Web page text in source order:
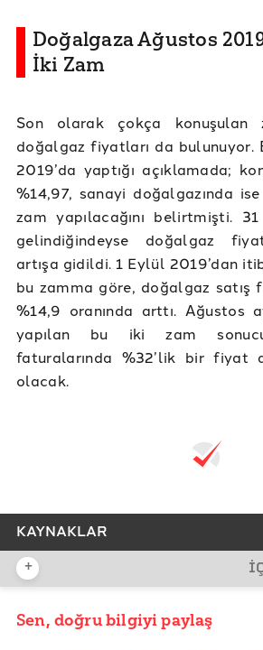
Doğalgaza Ağustos
İki Zam
Son olarak çokça konuşulan
doğalgaz fiyatları da bulunuyor.
2019’da yaptığı açıklamada;
%14,97, sanayi doğalgazında ise
zam yapılacağını belirtmişti.
gelindiğindeyse doğalgaz
artışa gidildi. 1 Eylül 2019’dan
bu zamma göre, doğalgaz satış
%14,9 oranında arttı. Ağustos
yapılan bu iki zam
faturalarında %32’lik bir fiyat
olacak.
KAYNAKLAR
REFERANSLAR
Bloomberg Zamlara İlişkin Haber
+
YAYIN TARİHİ
Sen, doğru bilgiyi paylaş